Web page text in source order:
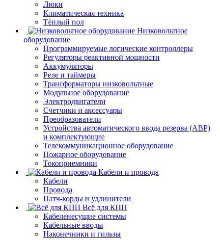
Люки
Климатическая техника
Тёплый пол
Низковольтное
оборудование
Программируемые логические контроллеры
Регуляторы реактивной мощности
Аккумуляторы
Реле и таймеры
Трансформаторы низковольтные
Модульное оборудование
Электродвигатели
Счетчики и аксессуары
Преобразователи
Устройства автоматического ввода резерва (АВР)
и комплектующие
Телекоммуникационное оборудование
Пожарное оборудование
Токоприемники
Кабели и провода
Кабели
Провода
Патч-корды и удлинители
Всё для КПП
Кабеленесущие системы
Кабельные вводы
Наконечники и гильзы